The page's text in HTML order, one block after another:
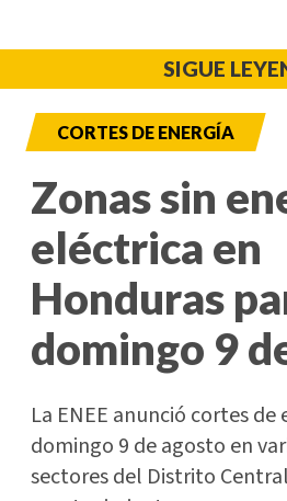
SIGUE
CORTES DE ENERGÍA
Zonas sin
eléctrica en
Honduras
domingo 9
La ENEE anunció cortes de
domingo 9 de agosto en
sectores del Distrito